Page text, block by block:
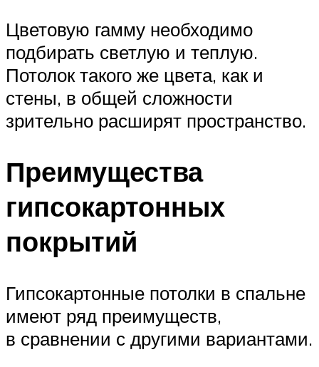
Цветовую гамму необходимо
подбирать светлую и теплую.
Потолок такого же цвета, как и
стены, в общей сложности
зрительно расширят пространство.
Преимущества
гипсокартонных
покрытий
Гипсокартонные потолки в спальне
имеют ряд преимуществ,
в сравнении с другими вариантами.